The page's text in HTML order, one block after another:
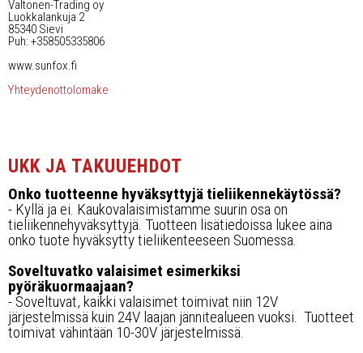
Jälleenmyyjät
Ota yhteyttä
Valtonen-Trading oy
Luokkalankuja 2
85340 Sievi
Puh: +358505335806
www.sunfox.fi
Yhteydenottolomake
UKK JA TAKUUEHDOT
Onko tuotteenne hyväksyttyjä tieliikennekäytössä?
- Kyllä ja ei. Kaukovalaisimistamme suurin osa on
tieliikennehyväksyttyjä. Tuotteen lisätiedoissa lukee aina
onko tuote hyväksytty tieliikenteeseen Suomessa.
Soveltuvatko valaisimet esimerkiksi
pyöräkuormaajaan?
- Soveltuvat, kaikki valaisimet toimivat niin 12V
järjestelmissä kuin 24V laajan jännitealueen vuoksi. Tuotteet
toimivat vähintään 10-30V järjestelmissä.